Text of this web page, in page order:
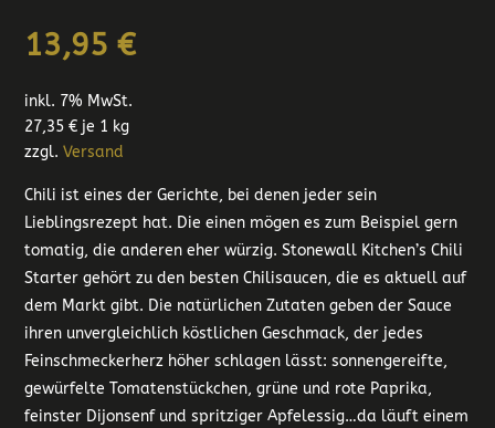
13,95€
inkl. 7% MwSt.
27,35€ je 1 kg
zzgl.Versand
Chili ist eines der Gerichte, bei denen jeder sein
Lieblingsrezept hat. Die einen mögen es zum Beispiel gern
tomatig, die anderen eher würzig. Stonewall Kitchen’s Chili
Starter gehört zu den besten Chilisaucen, die es aktuell auf
dem Markt gibt. Die natürlichen Zutaten geben der Sauce
ihren unvergleichlich köstlichen Geschmack, der jedes
Feinschmeckerherz höher schlagen lässt: sonnengereifte,
gewürfelte Tomatenstückchen, grüne und rote Paprika,
feinster Dijonsenf und spritziger Apfelessig…da läuft einem